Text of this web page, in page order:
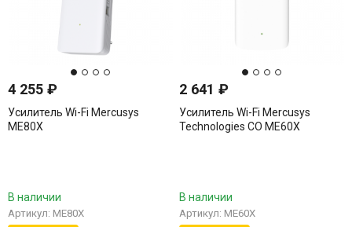
4 255 ₽
Усилитель Wi-Fi Mercusys
ME80X
В наличии
Артикул: ME80X
2 641₽
Усилитель Wi-Fi Mercusys
Technologies CO ME60X
В наличии
Артикул: ME60X